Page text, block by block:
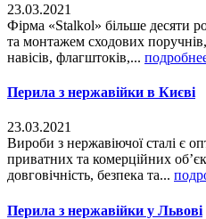
23.03.2021
Фірма «Stalkol» більше десяти
та монтажем сходових
навісів, флагштоків,...
Перила з нержавійки в Києві
23.03.2021
Вироби з нержавіючої сталі є
приватних та комерційних
довговічність, безпека та...
Перила з нержавійки у Львові